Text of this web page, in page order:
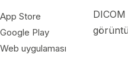
App Store
Google Play
Web uygulaması
DICOM